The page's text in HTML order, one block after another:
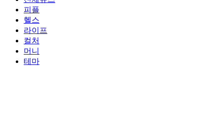
피플
헬스
라이프
컬처
머니
테마